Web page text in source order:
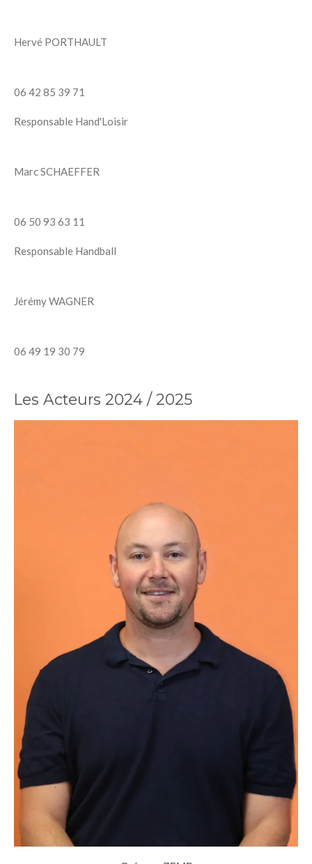
Hervé PORTHAULT
06 42 85 39 71
Responsable Hand'Loisir
Marc SCHAEFFER
06 50 93 63 11
Responsable Handball
Jérémy WAGNER
06 49 19 30 79
Les Acteurs 2024 / 2025